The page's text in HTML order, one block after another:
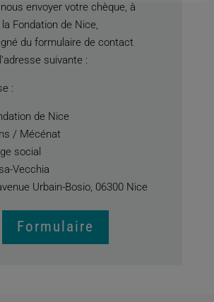
envoyer votre chèque, à
la Fondation de Nice,
du formulaire de contact
suivante :
:
de Nice
/ Mécénat
social
Vecchia
Urbain-Bosio, 06300 Nice
Formulaire